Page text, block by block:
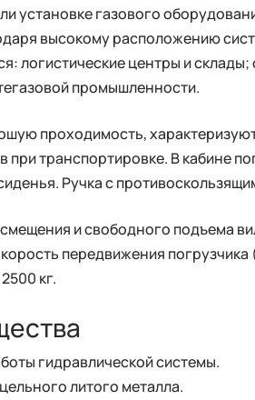
установке газового
высокому расположению
логистические центры и
промышленности.
проходимость,
транспортировке. В кабине
Ручка с
и свободного подъема
передвижения погрузчика
кг.
гидравлической системы.
литого металла.